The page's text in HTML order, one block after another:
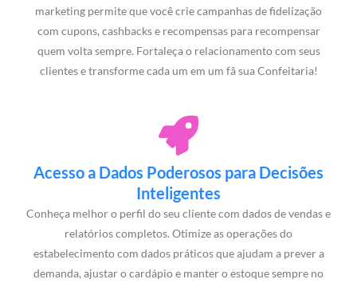
marketing permite que você crie campanhas de fidelização
com cupons, cashbacks e recompensas para recompensar
quem volta sempre. Fortaleça o relacionamento com seus
clientes e transforme cada um em um fã sua Confeitaria!
Acesso a Dados Poderosos para Decisões
Inteligentes
Conheça melhor o perfil do seu cliente com dados de vendas e
relatórios completos. Otimize as operações do
estabelecimento com dados práticos que ajudam a prever a
demanda, ajustar o cardápio e manter o estoque sempre no